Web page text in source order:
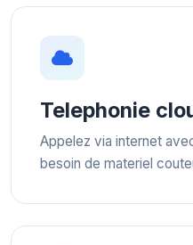
Telephonie
Appelez via internet
besoin de materiel